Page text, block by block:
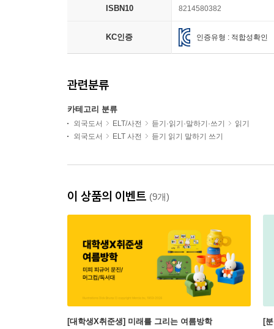
ISBN10 8214580382
KC인증 인증유형 : 적합성확인
관련분류
카테고리 분류
외국도서 ELT/사전 듣기·읽기·말하기·쓰기
읽기
외국도서
ELT 사전 듣기 읽기 말하기 쓰기
이 상품의 이벤트 (9개)
[대학생X취준생] 미래를 그리는 여름방학 [